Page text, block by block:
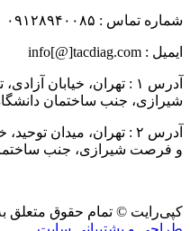
شماره تماس : ۰۹۱۲۸۹۴۰۰۸۵
ایمیل : info[@]tacdiag.com
آدرس ۱ : تهران، خیابان
شیرازی، جنب ساختمان دانشگاه آزاد،
آدرس ۲ : تهران، میدان
و فرصت شیرازی، جنب ساختمان
کپی‌رایت © تمام حقوق متعلق